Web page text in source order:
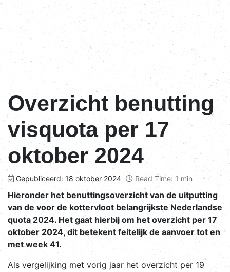
Overzicht benutting
visquota per 17
oktober 2024
Gepubliceerd: 18 oktober 2024 Read Time: 1 min
Hieronder het benuttingsoverzicht van de uitputting
van de voor de kottervloot belangrijkste Nederlandse
quota 2024. Het gaat hierbij om het overzicht per 17
oktober 2024, dit betekent feitelijk de aanvoer tot en
met week 41.
Als vergelijking met vorig jaar het overzicht per 19